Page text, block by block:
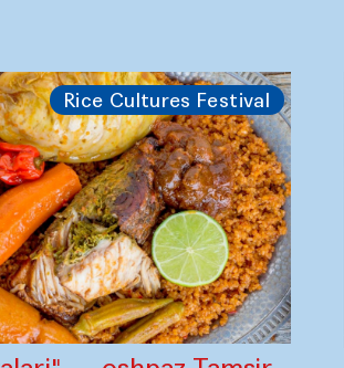
Rice Cultures Festival